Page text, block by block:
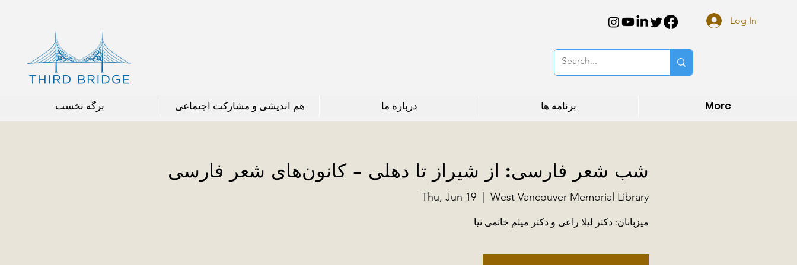
Log In
برگه نخست هم اندیشی و مشارکت اجتماعی درباره ما برنامه ها More
شب شعر فارسی: از شیراز تا دهلی - کانون‌های شعر فارسی
Thu, Jun 19
  |
West Vancouver Memorial Library
میزبانان: دکتر لیلا راعی و دکتر میثم خاتمی نیا